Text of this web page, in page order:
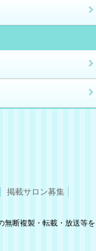
掲載サロン募集
無断複製・転載・放送等を